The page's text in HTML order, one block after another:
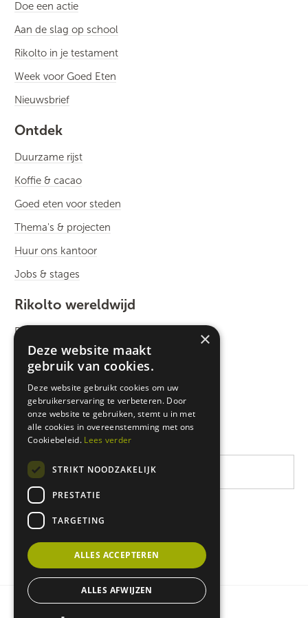
Doe een actie
Aan de slag op school
Rikolto in je testament
Week voor Goed Eten
Nieuwsbrief
Ontdek
Duurzame rijst
Koffie & cacao
Goed eten voor steden
Thema's & projecten
Huur ons kantoor
Jobs & stages
Rikolto wereldwijd
Rikolto International
Zuid-Oost Azië
West-Afrika
Latijns-Amerika
Privacy & cookie policy
×
Deze website maakt
gebruik van cookies.
Deze website gebruikt cookies om uw
gebruikerservaring te verbeteren. Door
onze website te gebruiken, stemt u in met
alle cookies in overeenstemming met ons
Cookiebeleid. Lees verder
STRIKT NOODZAKELIJK
PRESTATIE
TARGETING
ALLES ACCEPTEREN
ALLES AFWIJZEN